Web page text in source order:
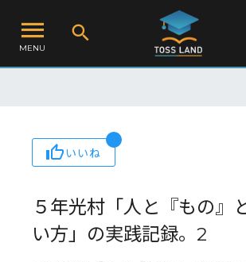
MENU
いいね
５年光村「人と『もの』
い方」の実践記録。2